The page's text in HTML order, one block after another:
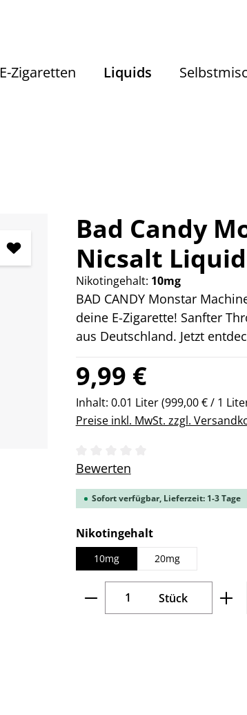
E-Zigaretten Liquids
Bad Candy
Nicsalt Liquid
Nikotingehalt: 10mg
BAD CANDY Monstar
deine E-Zigarette! Sanfter
aus Deutschland. Jetzt
Regulärer Preis:
9,99 €
Inhalt: 0.01 Liter(999,00 € / 1
Preise inkl. MwSt. zzgl.
Durchschnittliche Bewertung
Bewerten
Sofort verfügbar, Lieferzeit: 1-3 Tage
Nikotingehaltauswählen
10mg 20mg
Produkt Anzahl: Gib
Stück